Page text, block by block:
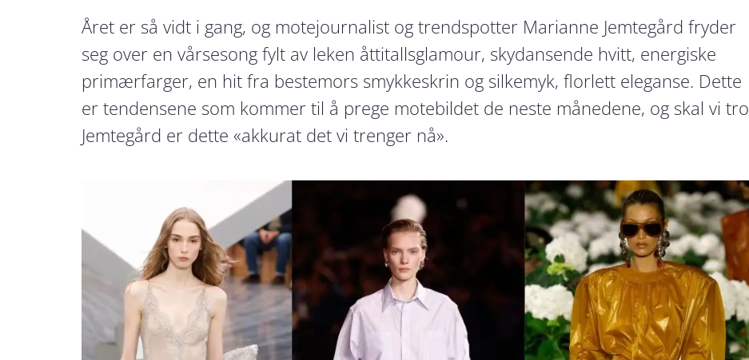
Året er så vidt i gang, og motejournalist og trendspotter Marianne Jemtegård fryder
seg over en vårsesong fylt av leken åttitallsglamour, skydansende hvitt, energiske
primærfarger, en hit fra bestemors smykkeskrin og silkemyk, florlett eleganse. Dette
er tendensene som kommer til å prege motebildet de neste månedene, og skal vi tro
Jemtegård er dette «akkurat det vi trenger nå».